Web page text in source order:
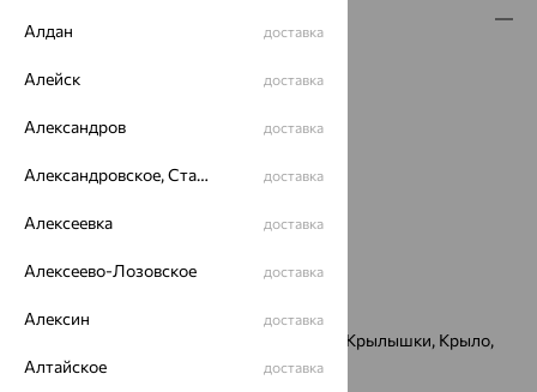
Вес:13.813 — 14.089
Металл:
Страна происхождения:
ТАИЛАНД
Коллекции:
ALEXANDRE VASSILIEV
Вес металла:
12.572 — 13.576
Наименование цвета вставки:
Бабочка, Бабочки, Крылья, Крылышки, Крыло,
,f,jxrf,
Алдан доставка
Алейск доставка
Александров доставка
Александровское, Ставропольский край доставка
Алексеевка доставка
Алексеево-Лозовское доставка
Алексин доставка
Алтайское доставка